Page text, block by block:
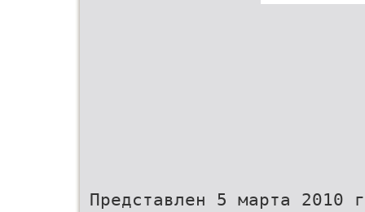
Представлен 5 марта 2010